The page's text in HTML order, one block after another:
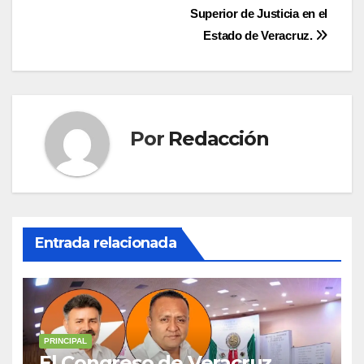
Superior de Justicia en el
Estado de Veracruz.
Por Redacción
Entrada relacionada
PRINCIPAL